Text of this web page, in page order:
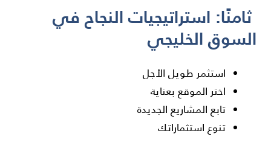
ثامنًا: استراتيجيات النجاح في
السوق الخليجي
استثمر طويل الأجل
اختر الموقع بعناية
تابع المشاريع الجديدة
تنوع استثماراتك